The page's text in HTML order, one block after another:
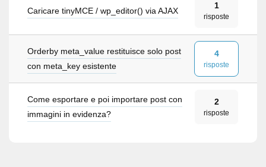
Caricare tinyMCE / wp_editor() via AJAX
1
risposte
Orderby meta_value restituisce solo post
con meta_key esistente
4
risposte
Come esportare e poi importare post con
immagini in evidenza?
2
risposte